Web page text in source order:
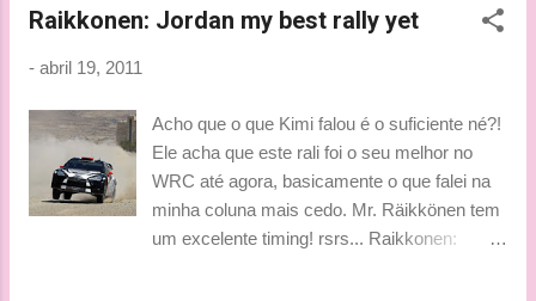
Raikkonen: Jordan my best rally yet
- abril 19, 2011
Acho que o que Kimi falou é o suficiente né?!
Ele acha que este rali foi o seu melhor no
WRC até agora, basicamente o que falei na
minha coluna mais cedo. Mr. Räikkönen tem
um excelente timing! rsrs... Raikkonen: